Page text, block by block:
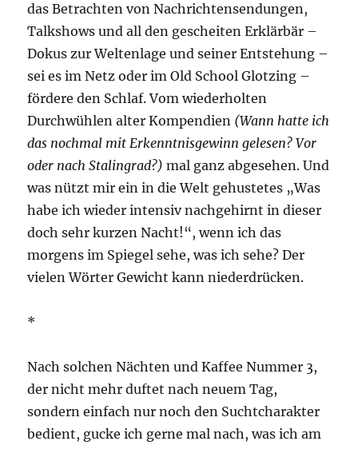
das Betrachten von Nachrichtensendungen,
Talkshows und all den gescheiten Erklärbär –
Dokus zur Weltenlage und seiner Entstehung –
sei es im Netz oder im Old School Glotzing –
fördere den Schlaf. Vom wiederholten
Durchwühlen alter Kompendien (Wann hatte ich
das nochmal mit Erkenntnisgewinn gelesen? Vor
oder nach Stalingrad?) mal ganz abgesehen. Und
was nützt mir ein in die Welt gehustetes „Was
habe ich wieder intensiv nachgehirnt in dieser
doch sehr kurzen Nacht!“, wenn ich das
morgens im Spiegel sehe, was ich sehe? Der
vielen Wörter Gewicht kann niederdrücken.
*
Nach solchen Nächten und Kaffee Nummer 3,
der nicht mehr duftet nach neuem Tag,
sondern einfach nur noch den Suchtcharakter
bedient, gucke ich gerne mal nach, was ich am